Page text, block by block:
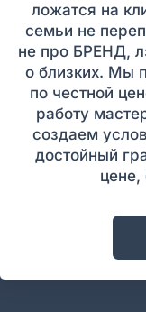
ложатся на
семьи не
не про БРЕНД,
о близких. Мы
по честной
работу
создаем
достойный
цене,